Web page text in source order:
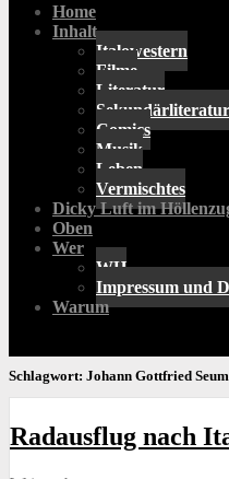
Home
Inhalt
Italowestern
Filme
Literatur
Sekundärliteratur
Comics
Musik
Leben
Vermischtes
Dicky Luft im
Oben
Wer
WH
Impressum und
Warum
Schlagwort: Johann Gottfried
Radausflug nach